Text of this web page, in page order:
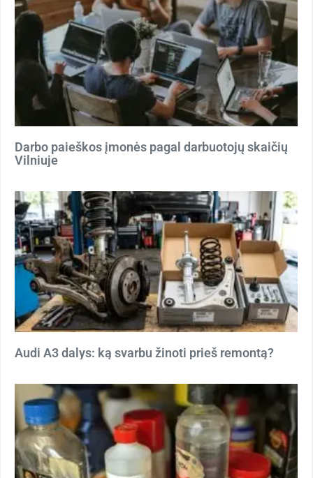
Darbo paieškos įmonės pagal darbuotojų skaičių
Vilniuje
Audi A3 dalys: ką svarbu žinoti prieš remontą?